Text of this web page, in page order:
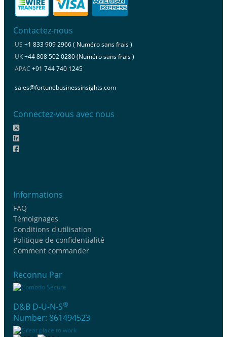
Contactez-nous
US +1 833 909 2966 ( Numéro sans frais )
UK+44 808 502 0280 (Numéro sans frais )
APAC +91 744 740 1245
sales@fortunebusinessinsights.com
Connectez-vous avec nous
Informations
FAQ
Témoignages
Conditions d'utilisation
Politique de confidentialité
Comment commander
Reconnu Par
D&B D-U-N-S®
Number: 861494523